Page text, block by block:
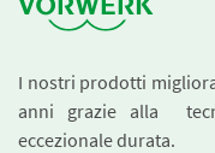
I nostri prodotti
anni grazie alla
eccezionale durata.